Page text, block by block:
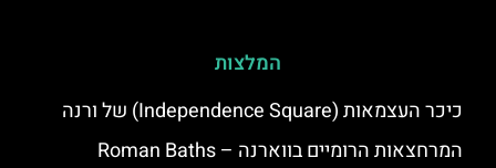
המלצות
כיכר העצמאות (Independence Square) של ורנה
המרחצאות הרומיים בווארנה – Roman Baths